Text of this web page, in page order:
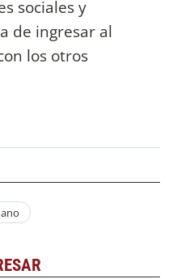
sociales y
de ingresar al
los otros